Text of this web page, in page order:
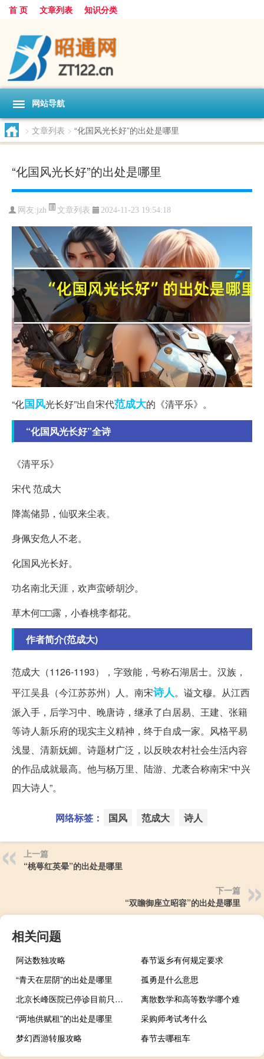
首 页 文章列表 知识分类
网站导航
> 文章列表 > “化国风光长好”的出处是哪里
“化国风光长好”的出处是哪里
网友:jzh 文章列表 2024-11-23 19:54:18
“化国风光长好”出自宋代范成大的《清平乐》。
“化国风光长好”全诗
《清平乐》
宋代 范成大
降嵩储昴，仙驭来尘表。
身佩安危人不老。
化国风光长好。
功名南北天涯，欢声蛮峤胡沙。
草木何□□露，小春桃李都花。
作者简介(范成大)
范成大（1126-1193），字致能，号称石湖居士。汉族，
平江吴县（今江苏苏州）人。南宋诗人。谥文穆。从江西
派入手，后学习中、晚唐诗，继承了白居易、王建、张籍
等诗人新乐府的现实主义精神，终于自成一家。风格平易
浅显、清新妩媚。诗题材广泛，以反映农村社会生活内容
的作品成就最高。他与杨万里、陆游、尤袤合称南宋“中兴
四大诗人”。
网络标签： 国风 范成大 诗人
上一篇
“桃萼红英晕”的出处是哪里
下一篇
“双瞻御座立昭容”的出处是哪里
相关问题
阿达数独攻略
春节返乡有何规定要求
“青天在层阴”的出处是哪里
孤勇是什么意思
北京长峰医院已停诊目前只允许住院病人直系亲属进入 券商就长峰医院起火致21死发公告未能联系上相关人员
离散数学和高等数学哪个难
“两地供赋租”的出处是哪里
采购师考试考什么
梦幻西游转服攻略
春节去哪租车